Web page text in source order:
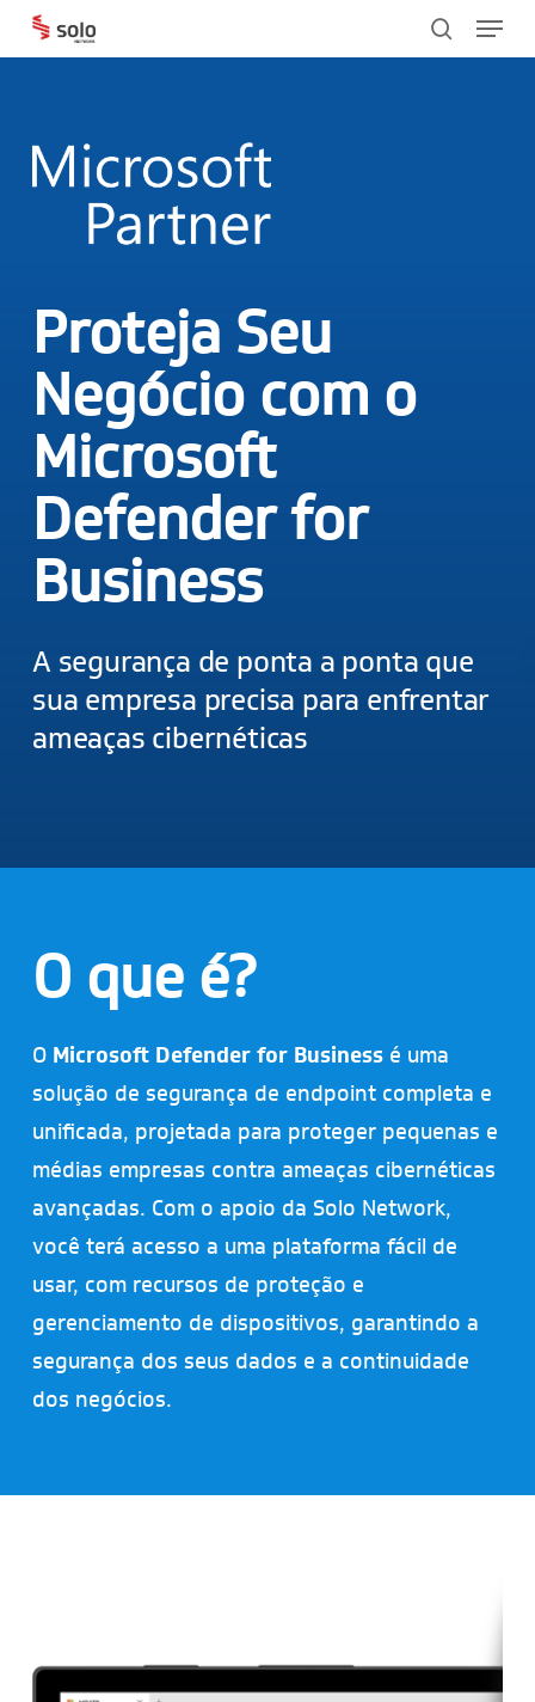
Skip
to
search
Menu
Proteja Seu
Negócio com o
Microsoft
Defender for
Business
A segurança de ponta a ponta que
sua empresa precisa para enfrentar
ameaças cibernéticas
O que é?
O Microsoft Defender for Businessé uma
solução de segurança de endpoint completa e
unificada, projetada para proteger pequenas e
médias empresas contra ameaças cibernéticas
avançadas. Com o apoio da Solo Network,
você terá acesso a uma plataforma fácil de
usar, com recursos de proteção e
gerenciamento de dispositivos, garantindo a
segurança dos seus dados e a continuidade
dos negócios.